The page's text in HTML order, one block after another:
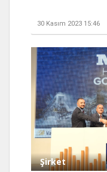
30 Kasım 2023 15:46
Şirket